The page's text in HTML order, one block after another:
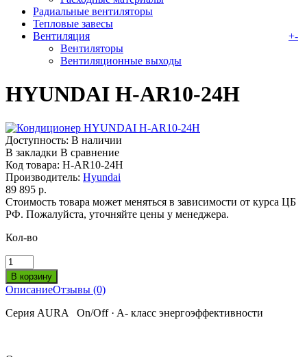
Радиальные вентиляторы
Тепловые завесы
Вентиляция
+-
Вентиляторы
Вентиляционные выходы
HYUNDAI H-AR10-24H
Доступность: В наличии
В закладки В сравнение
Код товара: H-AR10-24H
Производитель: Hyundai
89 895 р.
Стоимость товара может меняться в зависимости от курса ЦБ
РФ. Пожалуйста, уточняйте цены у менеджера.
Кол-во
ОписаниеОтзывы (0)
Серия AURA On/Off · A- класс энергоэффективности